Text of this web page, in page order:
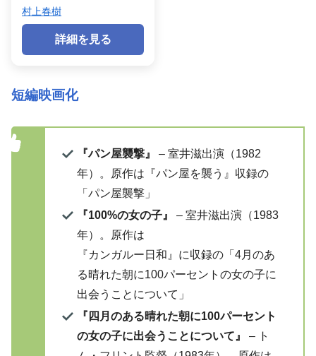
村上春樹
詳細を見る
短編映画化
『パン屋襲撃』
– 室井滋出演（1982
年）。原作は『パン屋を襲う』収録の
「パン屋襲撃」
『100%の女の子』
– 室井滋出演（1983
年）。原作は
『カンガルー日和』に収録の「4月のあ
る晴れた朝に100パーセントの女の子に
出会うことについて」
『四月のある晴れた朝に100パーセント
の女の子に出会うことについて』
– ト